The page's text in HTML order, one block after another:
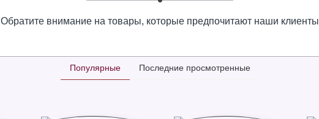
Обратите внимание на товары, которые предпочитают наши клиенты
Популярные Последние просмотренные